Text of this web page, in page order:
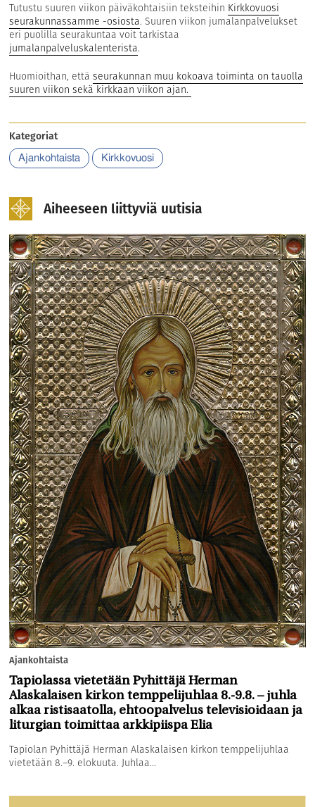
Tutustu suuren viikon päiväkohtaisiin teksteihin Kirkkovuosi
seurakunnassamme -osiosta. Suuren viikon jumalanpalvelukset
eri puolilla seurakuntaa voit tarkistaa
jumalanpalveluskalenterista.
Huomioithan, ettäseurakunnan muu kokoava toiminta on tauolla
suuren viikon sekä kirkkaan viikon ajan.
Kategoriat
Ajankohtaista Kirkkovuosi
Aiheeseen liittyviä uutisia
Ajankohtaista
Tapiolassa vietetään Pyhittäjä Herman
Alaskalaisen kirkon temppelijuhlaa 8.-9.8. – juhla
alkaa ristisaatolla, ehtoopalvelus televisioidaan ja
liturgian toimittaa arkkipiispa Elia
Tapiolan Pyhittäjä Herman Alaskalaisen kirkon temppelijuhlaa
vietetään 8.–9. elokuuta. Juhlaa...